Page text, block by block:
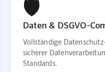
🛡️
Daten & DSGVO-
Vollständige
sicherer
Standards.